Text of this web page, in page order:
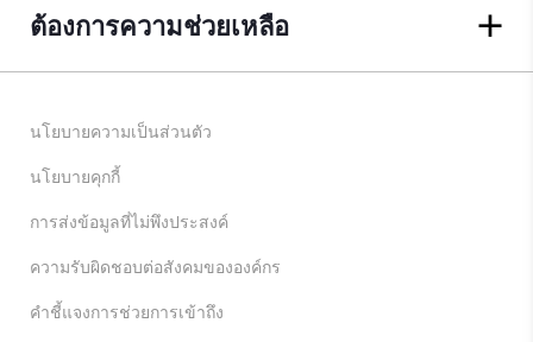
ต้องการความช่วยเหลือ
นโยบายความเป็นส่วนตัว
นโยบายคุกกี้
การส่งข้อมูลที่ไม่พึงประสงค์
ความรับผิดชอบต่อสังคมขององค์กร
คําชี้แจงการช่วยการเข้าถึง